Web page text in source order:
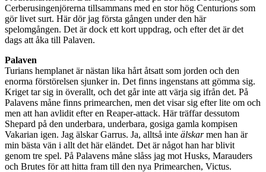
Cerberusingenjörerna tillsammans med en stor hög Centurions som
gör livet surt. Här dör jag första gången under den här
spelomgången. Det är dock ett kort uppdrag, och efter det är det
dags att åka till Palaven.
Palaven
Turians hemplanet är nästan lika hårt åtsatt som jorden och den
enorma förstörelsen sjunker in. Det finns ingenstans att gömma sig.
Kriget tar sig in överallt, och det går inte att värja sig ifrån det. På
Palavens måne finns primearchen, men det visar sig efter lite om och
men att han avlidit efter en Reaper-attack. Här träffar dessutom
Shepard på den underbara, underbara, gosiga gamla kompisen
Vakarian igen. Jag älskar Garrus. Ja, alltså inte älskarmen han är
min bästa vän i allt det här eländet. Det är något han har blivit
genom tre spel. På Palavens måne slåss jag mot Husks, Marauders
och Brutes för att hitta fram till den nya Primearchen, Victus.